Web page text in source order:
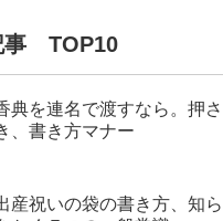
事 TOP10
典を連名で渡すなら。押
、書き方マナー
産祝いの袋の書き方、知